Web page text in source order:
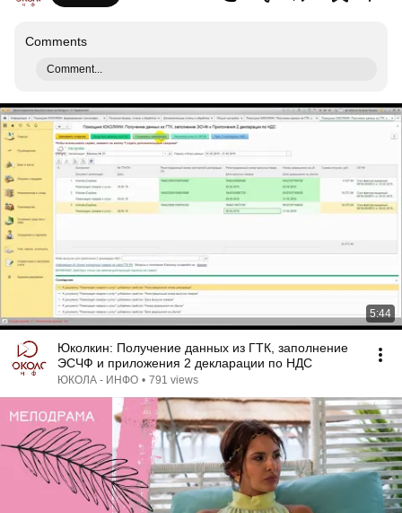
Comments
Comment...
5:44
Юколкин: Получение данных из ГТК, заполнение
ЭСЧФ и приложения 2 декларации по НДС
ЮКОЛА - ИНФО • 791 views